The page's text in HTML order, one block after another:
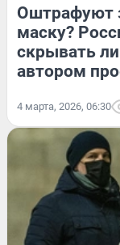
Оштрафуют
маску?
скрывать
автором
4 марта, 2026, 06:30